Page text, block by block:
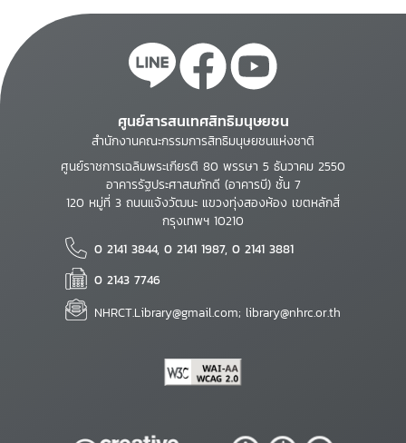
ศูนย์สารสนเทศสิทธิมนุษยชน
สำนักงานคณะกรรมการสิทธิมนุษยชนแห่งชาติ
ศูนย์ราชการเฉลิมพระเกียรติ 80 พรรษา 5 ธันวาคม 2550
อาคารรัฐประศาสนภักดี (อาคารบี) ชั้น 7
120 หมู่ที่ 3 ถนนแจ้งวัฒนะ แขวงทุ่งสองห้อง เขตหลักสี่
กรุงเทพฯ 10210
0 2141 3844, 0 2141 1987, 0 2141 3881
0 2143 7746
NHRCT.Library@gmail.com; library@nhrc.or.th